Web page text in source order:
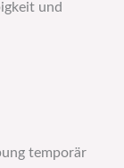
und
temporär